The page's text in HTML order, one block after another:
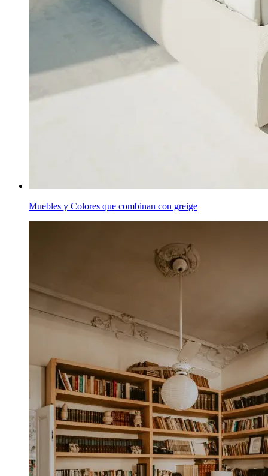
Muebles y Colores que combinan con greige